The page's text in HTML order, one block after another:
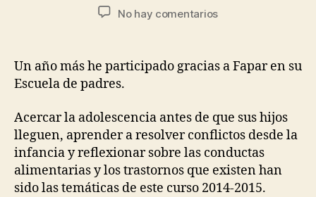
No hay comentarios
Un año más he participado gracias a Fapar en su
Escuela de padres.
Acercar la adolescencia antes de que sus hijos
lleguen, aprender a resolver conflictos desde la
infancia y reflexionar sobre las conductas
alimentarias y los trastornos que existen han
sido las temáticas de este curso 2014-2015.